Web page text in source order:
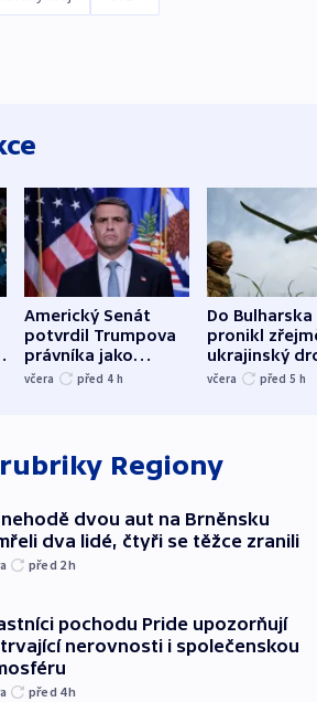
Americký Senát
potvrdil Trumpova
právníka jako
ministra
včera před 4 h
Do Bulharska
pronikl
ukrajinský
explodoval
včera před 5 h
Regiony
nehodě dvou aut na Brněnsku
dva lidé, čtyři se těžce zranili
před 2h
pochodu Pride upozorňují
nerovnosti i společenskou
před 4h